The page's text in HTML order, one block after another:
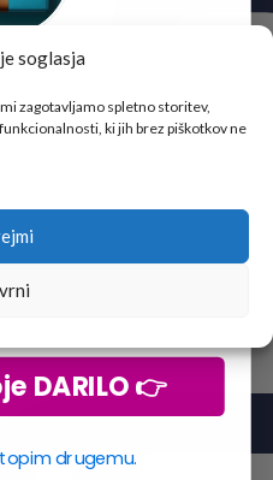
soglasja
zagotavljamo spletno storitev,
ki jih brez piškotkov ne
je!
darila
DARILO 👉
drugemu.